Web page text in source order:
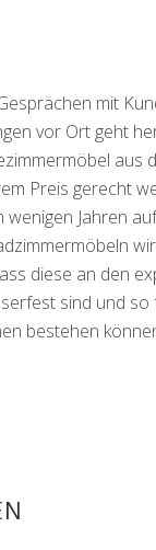
mit
vor Ort geht
aus
Preis gerecht
wenigen Jahren
diese an den
sind und so
bestehen